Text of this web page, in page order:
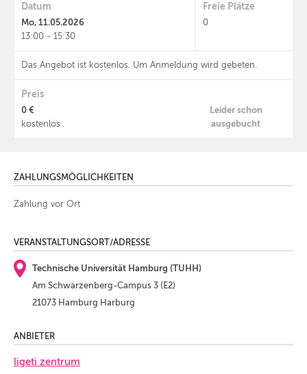
Datum
Mo, 11.05.2026
13:00 - 15:30
Das Angebot ist kostenlos. Um Anmeldung wird gebeten.
Freie Plätze
0
Preis
0 €
kostenlos
Leider schon
ausgebucht
ZAHLUNGSMÖGLICHKEITEN
Zahlung vor Ort
VERANSTALTUNGSORT/ADRESSE
Technische Universität Hamburg (TUHH)
Am Schwarzenberg-Campus 3 (E2)
21073 Hamburg Harburg
ANBIETER
ligeti zentrum